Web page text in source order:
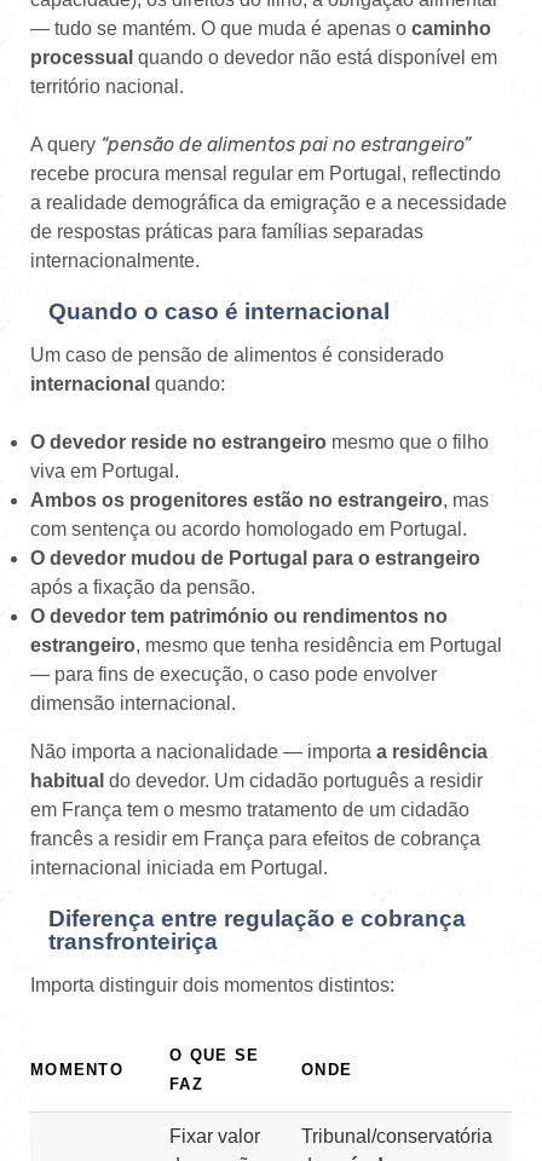
— tudo se mantém. O que muda é apenas o caminho
processual quando o devedor não está disponível em
território nacional.
A query “pensão de alimentos pai no estrangeiro”
recebe procura mensal regular em Portugal, reflectindo
a realidade demográfica da emigração e a necessidade
de respostas práticas para famílias separadas
internacionalmente.
Quando o caso é internacional
Um caso de pensão de alimentos é considerado
internacional quando:
O devedor reside no estrangeiro mesmo que o filho
viva em Portugal.
Ambos os progenitores estão no estrangeiro, mas
com sentença ou acordo homologado em Portugal.
O devedor mudou de Portugal para o estrangeiro
após a fixação da pensão.
O devedor tem património ou rendimentos no
estrangeiro, mesmo que tenha residência em Portugal
— para fins de execução, o caso pode envolver
dimensão internacional.
Não importa a nacionalidade — importa a residência
habitual do devedor. Um cidadão português a residir
em França tem o mesmo tratamento de um cidadão
francês a residir em França para efeitos de cobrança
internacional iniciada em Portugal.
Diferença entre regulação e cobrança
transfronteiriça
Importa distinguir dois momentos distintos:
MOMENTO
O QUE SE
FAZ
ONDE
Fixar valor
Tribunal/conservatória